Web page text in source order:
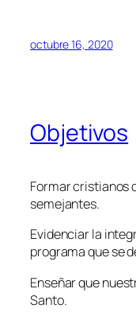
octubre 16, 2020
Objetivos
Formar cristianos
semejantes.
Evidenciar la
programa que se
Enseñar que
Santo.